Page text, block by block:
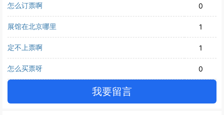
怎么订票啊 0
展馆在北京哪里 1
定不上票啊 1
怎么买票呀 0
我要留言